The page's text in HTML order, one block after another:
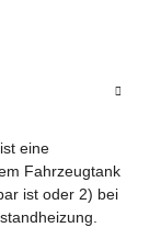
eine
Fahrzeugtank
ist oder 2) bei